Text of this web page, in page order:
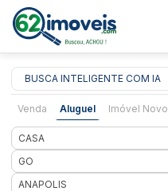
BUSCA INTELIGENTE COM IA
Venda Aluguel Imóvel Novo
CASA
GO
ANAPOLIS